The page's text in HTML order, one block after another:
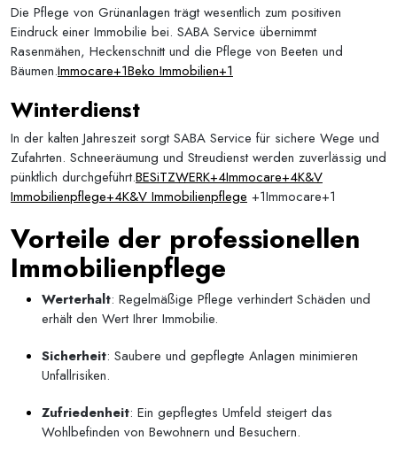
Die Pflege von Grünanlagen trägt wesentlich zum positiven
Eindruck einer Immobilie bei. SABA Service übernimmt
Rasenmähen, Heckenschnitt und die Pflege von Beeten und
Bäumen.Immocare+1Beko Immobilien+1
Winterdienst
In der kalten Jahreszeit sorgt SABA Service für sichere Wege und
Zufahrten. Schneeräumung und Streudienst werden zuverlässig und
pünktlich durchgeführt.BESiTZWERK+4Immocare+4K&V
Immobilienpflege+4K&V Immobilienpflege +1Immocare+1
Vorteile der professionellen
Immobilienpflege
Werterhalt: Regelmäßige Pflege verhindert Schäden und
erhält den Wert Ihrer Immobilie.
Sicherheit: Saubere und gepflegte Anlagen minimieren
Unfallrisiken.
Zufriedenheit: Ein gepflegtes Umfeld steigert das
Wohlbefinden von Bewohnern und Besuchern.